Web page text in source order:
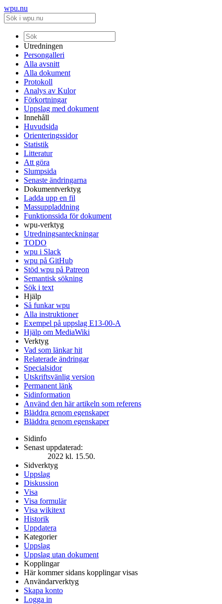
wpu.nu
Utredningen
Persongalleri
Alla avsnitt
Alla dokument
Protokoll
Analys av Kulor
Förkortningar
Uppslag med dokument
Innehåll
Huvudsida
Orienteringssidor
Statistik
Litteratur
Att göra
Slumpsida
Senaste ändringarna
Dokumentverktyg
Ladda upp en fil
Massuppladdning
Funktionssida för dokument
wpu-verktyg
Utredningsanteckningar
TODO
wpu i Slack
wpu på GitHub
Stöd wpu på Patreon
Semantisk sökning
Sök i text
Hjälp
Så funkar wpu
Alla instruktioner
Exempel på uppslag E13-00-A
Hjälp om MediaWiki
Verktyg
Vad som länkar hit
Relaterade ändringar
Specialsidor
Utskriftsvänlig version
Permanent länk
Sidinformation
Använd den här artikeln som referens
Bläddra genom egenskaper
Bläddra genom egenskaper
Sidinfo
Senast uppdaterad:
2022 kl. 15.50.
Sidverktyg
Uppslag
Diskussion
Visa
Visa formulär
Visa wikitext
Historik
Uppdatera
Kategorier
Uppslag
Uppslag utan dokument
Kopplingar
Här kommer sidans kopplingar visas
Användarverktyg
Skapa konto
Logga in